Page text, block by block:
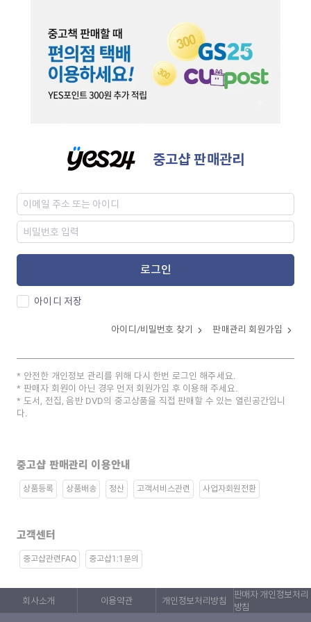
중고샵 판매관리
로그인
아이디 저장
아이디/비밀번호 찾기 판매관리 회원가입
안전한 개인정보 관리를 위해 다시 한번 로그인 해주세요.
판매자 회원이 아닌 경우 먼저 회원가입 후 이용해 주세요.
도서, 전집, 음반 DVD의 중고상품을 직접 판매할 수 있는 열린공간입니
다.
중고샵 판매관리 이용안내
상품등록 상품배송 정산 고객서비스관련 사업자회원전환
고객센터
중고샵관련FAQ 중고샵1:1문의
회사소개 이용약관 개인정보처리방침
판매자 개인정보처리
방침